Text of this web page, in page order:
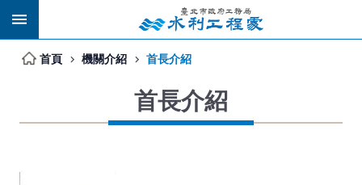
跳到主要內容區塊
首頁 機關介紹 首長介紹
首長介紹